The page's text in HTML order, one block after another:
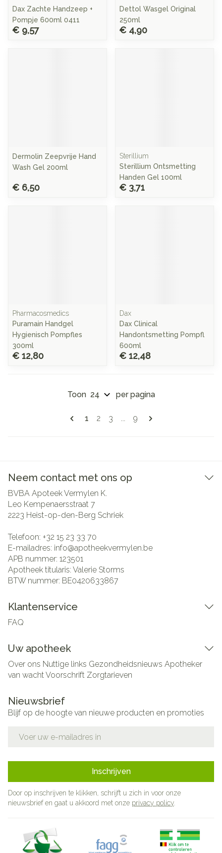
Dax Zachte Handzeep +
Pompje 600ml 0411
€ 9,57
Dettol Wasgel Original
250ml
€ 4,90
Dermolin Zeepvrije Hand
Wash Gel 200ml
€ 6,50
Sterillium
Sterillium Ontsmetting
Handen Gel 100ml
€ 3,71
Pharmacosmedics
Puramain Handgel
Hygienisch Pompfles
300ml
€ 12,80
Dax
Dax Clinical
Handontsmetting Pompfl
600ml
€ 12,48
Pagina's
U lees momenteel pagina
1 Pagina
2 Pagina
3 ... Pagina
9
Toon per pagina
Neem contact met ons op
BVBA Apoteek Vermylen K.
Leo Kempenaersstraat 7
2223 Heist-op-den-Berg Schriek
Telefoon: +32 15 23 33 70
E-mailadres: info@apotheekvermylen.be
APB nummer: 123501
Apotheek titularis: Valerie Storms
BTW nummer: BE0420633867
Klantenservice
FAQ
Uw apotheek
Over ons Nuttige links Gezondheidsnieuws Apotheker
van wachtVoorschrift Zorgtarieven
Nieuwsbrief
Blijf op de hoogte van nieuwe producten en promoties
Inschrijven
Door op inschrijven te klikken, schrijft u zich in voor onze
nieuwsbrief en gaat u akkoord met onze privacy policy